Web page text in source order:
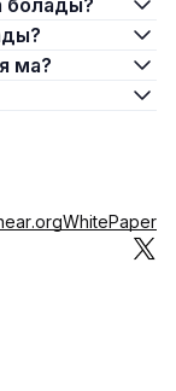
болады?
ма?
WhitePaper